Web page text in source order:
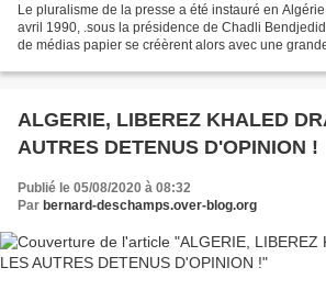
Le pluralisme de la presse a été instauré en
avril 1990, .sous la présidence de Chadli
de médias papier se créèrent alors avec une
ALGERIE, LIBEREZ KHALED
AUTRES DETENUS D'OPINION !
Publié le 05/08/2020 à 08:32
Par bernard-deschamps.over-blog.org